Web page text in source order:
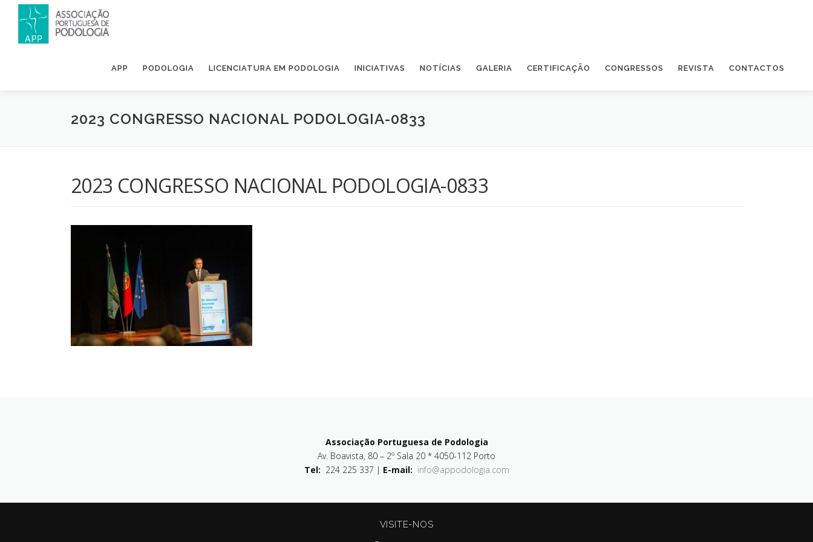
APP PODOLOGIA LICENCIATURA EM PODOLOGIA INICIATIVAS NOTÍCIAS GALERIA CERTIFICAÇÃO CONGRESSOS REVISTA CONTACTOS
2023 CONGRESSO NACIONAL PODOLOGIA-0833
2023 CONGRESSO NACIONAL PODOLOGIA-0833
Associação Portuguesa de Podologia
Av. Boavista, 80 – 2º Sala 20 * 4050-112 Porto
Tel: 224 225 337 | E-mail: info@appodologia.com
VISITE-NOS